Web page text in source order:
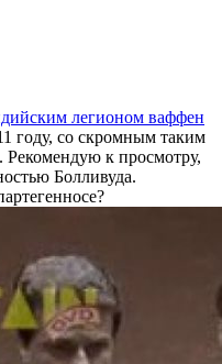
легионом ваффен
году, со скромным таким
Рекомендую к просмотру,
Болливуда.